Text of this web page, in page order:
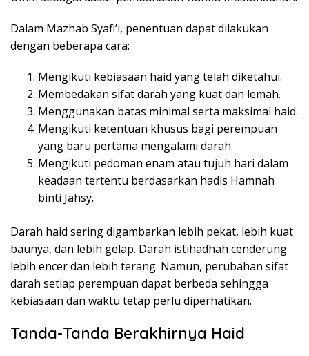
Dalam Mazhab Syafi’i, penentuan dapat dilakukan
dengan beberapa cara:
Mengikuti kebiasaan haid yang telah diketahui.
Membedakan sifat darah yang kuat dan lemah.
Menggunakan batas minimal serta maksimal haid.
Mengikuti ketentuan khusus bagi perempuan
yang baru pertama mengalami darah.
Mengikuti pedoman enam atau tujuh hari dalam
keadaan tertentu berdasarkan hadis Hamnah
binti Jahsy.
Darah haid sering digambarkan lebih pekat, lebih kuat
baunya, dan lebih gelap. Darah istihadhah cenderung
lebih encer dan lebih terang. Namun, perubahan sifat
darah setiap perempuan dapat berbeda sehingga
kebiasaan dan waktu tetap perlu diperhatikan.
Tanda-Tanda Berakhirnya Haid